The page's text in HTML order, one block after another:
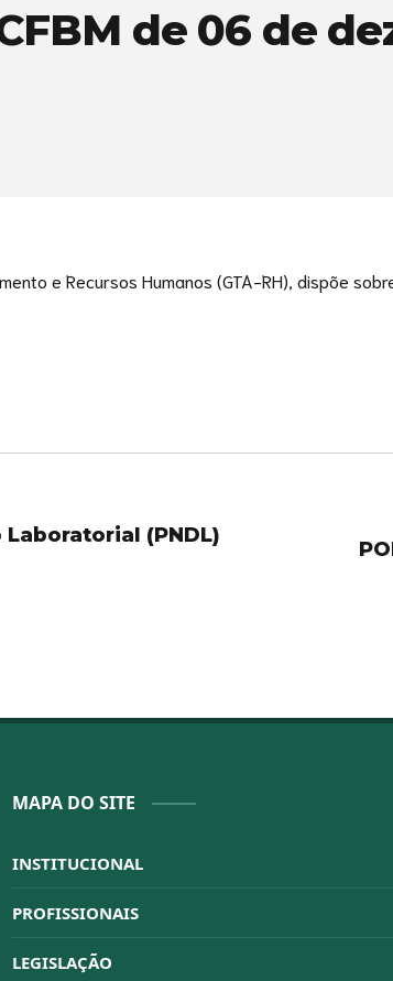
CFBM de 06 de
e Recursos Humanos (GTA-RH), dispõe
(PNDL)
MAPA DO SITE
INSTITUCIONAL
Sistema CFBM
Quem Somos
PROFISSIONAIS
Habilitações
LEGISLAÇÃO